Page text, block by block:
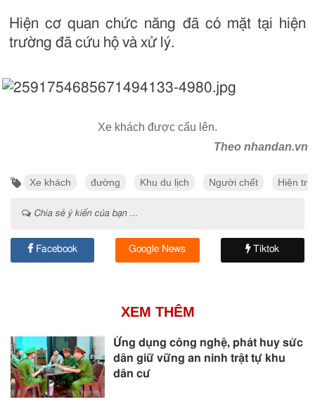
Hiện cơ quan chức năng đã có mặt tại hiện
trường đã cứu hộ và xử lý.
Xe khách được cẩu lên.
Theo nhandan.vn
Xe khách đường Khu du lịch Người chết Hiện
Chia sẻ ý kiến của bạn ...
Facebook Google News Tiktok
XEM THÊM
Ứng dụng công nghệ, phát huy sức
dân giữ vững an ninh trật tự khu
dân cư